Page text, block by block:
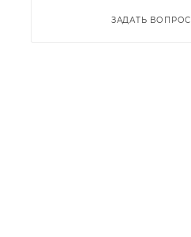
ЗАДАТЬ ВОПРОС